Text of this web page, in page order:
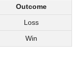
Outcome
Loss
Win